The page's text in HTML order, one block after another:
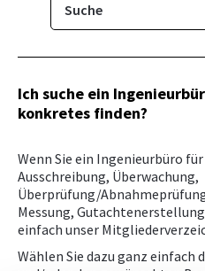
DAS
Suche
Mitglieder­verzeichnis
Suche
Eintragen/Ändern
Ich suche ein
konkretes finden?
Wenn Sie ein Ingenieurbüro
Ausschreibung, Überwachung,
Überprüfung/
Messung,
einfach unser
Wählen Sie dazu ganz einfach